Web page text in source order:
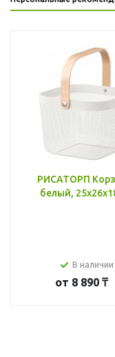
РИСАТОРП
белый,
В наличии
от 8 890 ₸